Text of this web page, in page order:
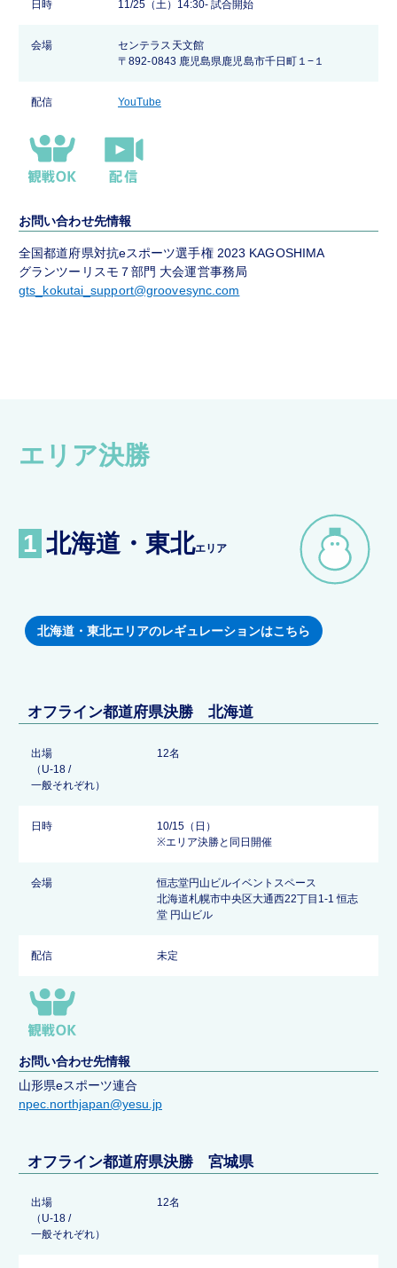
日時 11/25（土）14:30- 試合開始
会場
センテラス天文館
〒892-0843 鹿児島県鹿児島市千日町１−１
配信 YouTube
お問い合わせ先情報
全国都道府県対抗eスポーツ選手権 2023 KAGOSHIMA
グランツーリスモ７部門 大会運営事務局
gts_kokutai_support@groovesync.com
エリア決勝
1 北海道・東北エリア
北海道・東北エリアのレギュレーションはこちら
オフライン都道府県決勝 北海道
出場
（U-18 /
一般それぞれ）
12名
日時
10/15（日）
※エリア決勝と同日開催
会場
恒志堂円山ビルイベントスペース
北海道札幌市中央区大通西22丁目1-1 恒志
堂 円山ビル
配信 未定
お問い合わせ先情報
山形県eスポーツ連合
npec.northjapan@yesu.jp
オフライン都道府県決勝 宮城県
出場
（U-18 /
一般それぞれ）
12名